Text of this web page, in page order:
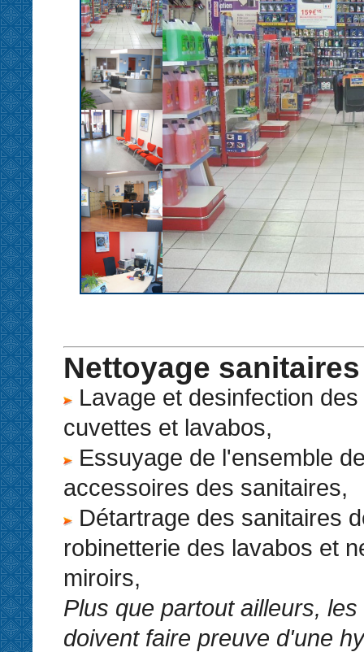
Nettoyage sanitaires
Lavage et desinfection
cuvettes et lavabos,
Essuyage de l'ensemble
accessoires des sanitaires,
Détartrage des sanitaires
robinetterie des lavabos et
miroirs,
Plus que partout ailleurs,
doivent faire preuve d'une